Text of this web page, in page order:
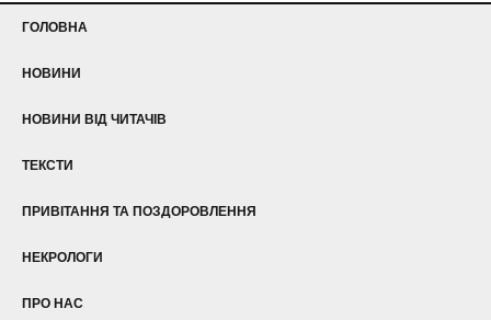
ГОЛОВНА
НОВИНИ
НОВИНИ ВІД ЧИТАЧІВ
ТЕКСТИ
ПРИВІТАННЯ ТА ПОЗДОРОВЛЕННЯ
НЕКРОЛОГИ
ПРО НАС